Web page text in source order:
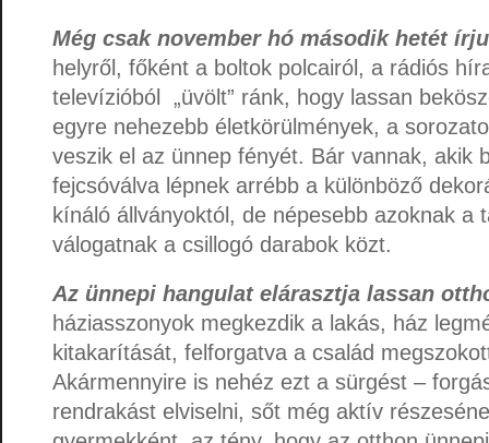
Még csak november hó második hetét
helyről, főként a boltok polcairól, a rádiós
televízióból „üvölt” ránk, hogy lassan
egyre nehezebb életkörülmények, a
veszik el az ünnep fényét. Bár vannak, akik
fejcsóválva lépnek arrébb a különböző
kínáló állványoktól, de népesebb azoknak a
válogatnak a csillogó darabok közt.
Az ünnepi hangulat elárasztja lassan
háziasszonyok megkezdik a lakás, ház
kitakarítását, felforgatva a család
Akármennyire is nehéz ezt a sürgést –
rendrakást elviselni, sőt még aktív